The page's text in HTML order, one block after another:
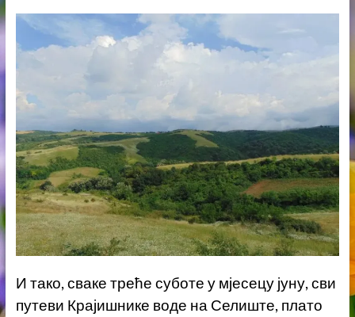
И тако, сваке треће суботе у мјесецу јуну, сви
путеви Крајишнике воде на Селиште, плато